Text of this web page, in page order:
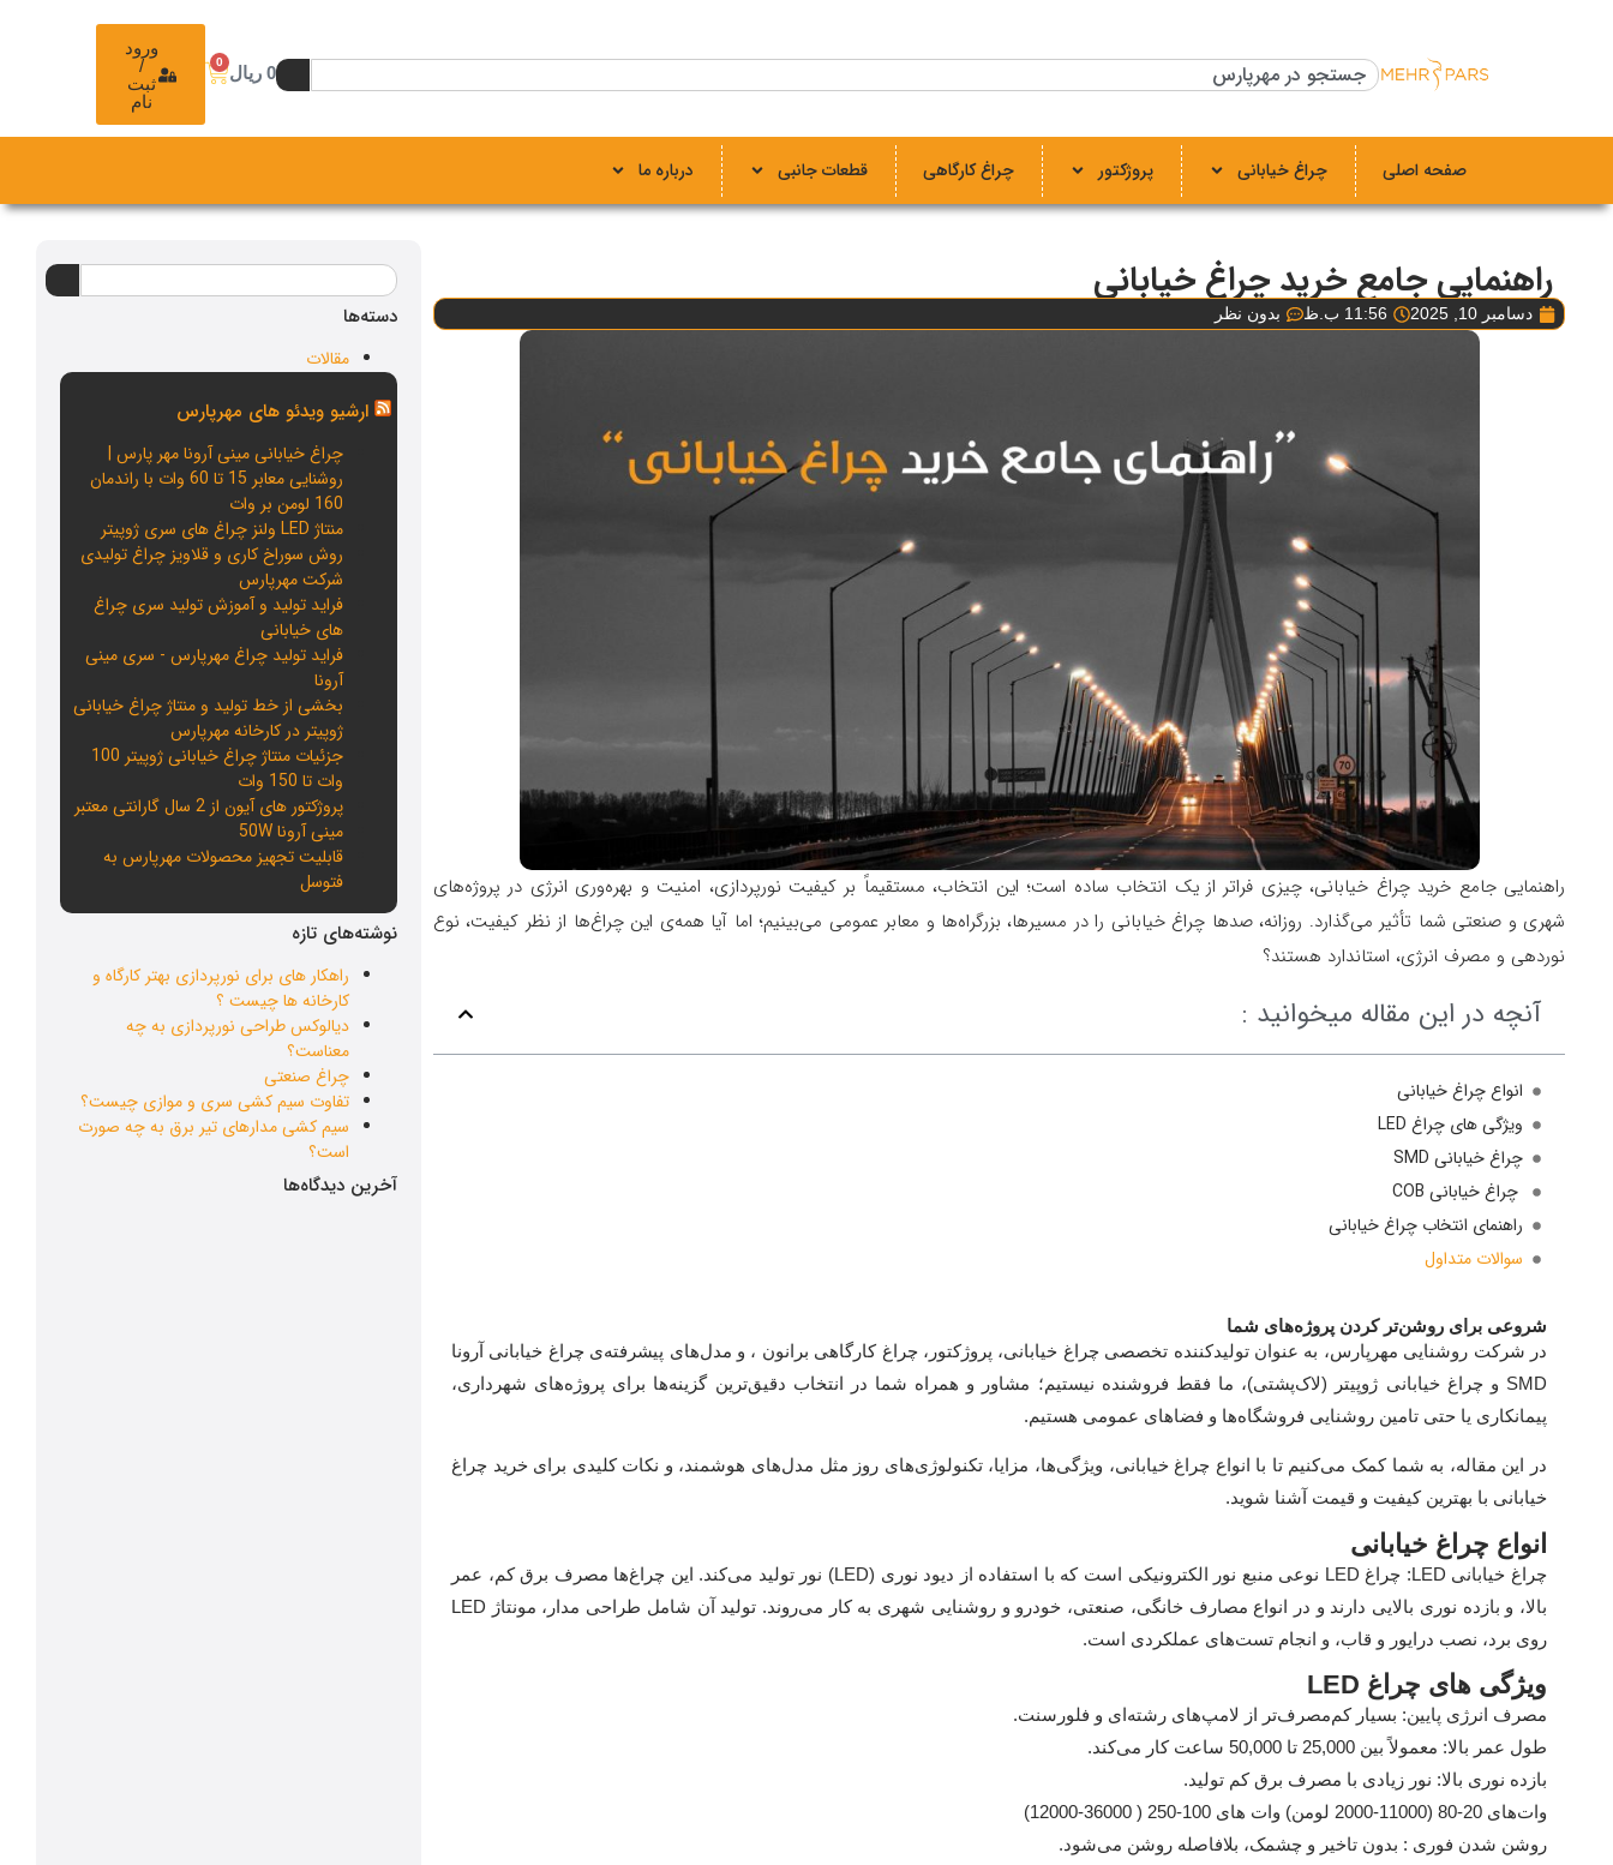
0 ریال
0
ورود
/
ثبت
نام
صفحه اصلی چراغ خیابانی پروژکتور چراغ کارگاهی قطعات جانبی درباره ما
راهنمایی جامع خرید چراغ خیابانی
دسامبر 10, 2025 11:56 ب.ظ بدون نظر
راهنمایی جامع خرید چراغ خیابانی، چیزی فراتر از یک انتخاب ساده است؛ این انتخاب، مستقیماً بر کیفیت نورپردازی، امنیت و بهره‌وری انرژی در پروژه‌های
شهری و صنعتی شما تأثیر می‌گذارد. روزانه، صدها چراغ خیابانی را در مسیرها، بزرگراه‌ها و معابر عمومی می‌بینیم؛ اما آیا همه‌ی این چراغ‌ها از نظر کیفیت، نوع
نوردهی و مصرف انرژی، استاندارد هستند؟
آنچه در این مقاله میخوانید :
انواع چراغ خیابانی
ویژگی های چراغ LED
چراغ خیابانی SMD
چراغ خیابانی COB
راهنمای انتخاب چراغ خیابانی
سوالات متداول
شروعی برای روشن‌تر کردن پروژه‌های شما
در شرکت روشنایی مهرپارس، به عنوان تولیدکننده تخصصی چراغ خیابانی، پروژکتور، چراغ کارگاهی برانون ، و مدل‌های پیشرفته‌ی چراغ خیابانی آرونا
SMD و چراغ خیابانی ژوپیتر (لاک‌پشتی)، ما فقط فروشنده نیستیم؛ مشاور و همراه شما در انتخاب دقیق‌ترین گزینه‌ها برای پروژه‌های شهرداری،
پیمانکاری یا حتی تامین روشنایی فروشگاه‌ها و فضاهای عمومی هستیم.
در این مقاله، به شما کمک می‌کنیم تا با انواع چراغ خیابانی، ویژگی‌ها، مزایا، تکنولوژی‌های روز مثل مدل‌های هوشمند، و نکات کلیدی برای خرید چراغ
خیابانی با بهترین کیفیت و قیمت آشنا شوید.
انواع چراغ خیابانی
چراغ خیابانی LED: چراغ LED نوعی منبع نور الکترونیکی است که با استفاده از دیود نوری (LED) نور تولید می‌کند. این چراغ‌ها مصرف برق کم، عمر
بالا، و بازده نوری بالایی دارند و در انواع مصارف خانگی، صنعتی، خودرو و روشنایی شهری به کار می‌روند. تولید آن شامل طراحی مدار، مونتاژ LED
روی برد، نصب درایور و قاب، و انجام تست‌های عملکردی است.
ویژگی های چراغ LED
مصرف انرژی پایین: بسیار کم‌مصرف‌تر از لامپ‌های رشته‌ای و فلورسنت.
طول عمر بالا: معمولاً بین 25,000 تا 50,000 ساعت کار می‌کند.
بازده نوری بالا: نور زیادی با مصرف برق کم تولید.
وات‌های 20-80 (11000-2000 لومن) وات های 100-250 ( 36000-12000)
روشن شدن فوری : بدون تاخیر و چشمک، بلافاصله روشن می‌شود.
دسته‌ها
مقالات
ارشیو ویدئو های مهرپارس
چراغ خیابانی مینی آرونا مهر پارس |
روشنایی معابر 15 تا 60 وات با راندمان
160 لومن بر وات
منتاژ LED ولنز چراغ های سری ژوپیتر
روش سوراخ کاری و قلاویز چراغ تولیدی
شرکت مهرپارس
فراید تولید و آموزش تولید سری چراغ
های خیابانی
فراید تولید چراغ مهرپارس - سری مینی
آرونا
بخشی از خط تولید و منتاژ چراغ خیابانی
ژوپیتر در کارخانه مهرپارس
جزئیات منتاژ چراغ خیابانی ژوپیتر 100
وات تا 150 وات
پروژکتور های آیون از 2 سال گارانتی معتبر
مینی آرونا 50W
قابلیت تجهیز محصولات مهرپارس به
فتوسل
نوشته‌های تازه
راهکار های برای نورپردازی بهتر کارگاه و
کارخانه ها چیست ؟
دیالوکس طراحی نورپردازی به چه
معناست؟
چراغ صنعتی
تفاوت سیم کشی سری و موازی چیست؟
سیم کشی مدارهای تیر برق به چه صورت
است؟
آخرین دیدگاه‌ها